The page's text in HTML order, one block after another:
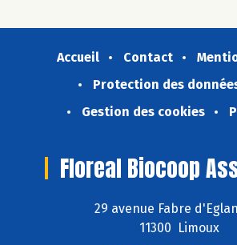
Accueil Contact
Protection des
Gestion des cookies
Floreal Biocoop
29 avenue Fabre
11300 Limoux